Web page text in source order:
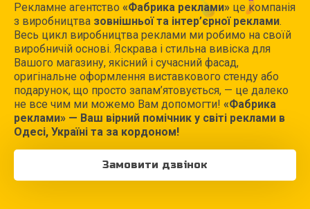
Рекламне агентство «Фабрика реклами» це компанія
з виробництва зовнішньої та інтер’єрної реклами.
Весь цикл виробництва реклами ми робимо на своїй
виробничій основі. Яскрава і стильна вивіска для
Вашого магазину, якісний і сучасний фасад,
оригінальне оформлення виставкового стенду або
подарунок, що просто запам’ятовується, — це далеко
не все чим ми можемо Вам допомогти! «Фабрика
реклами» — Ваш вірний помічник у світі реклами в
Одесі, Україні та за кордоном!
Замовити дзвінок